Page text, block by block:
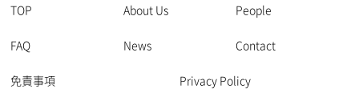
TOP About Us People
FAQ News Contact
免責事項 Privacy Policy